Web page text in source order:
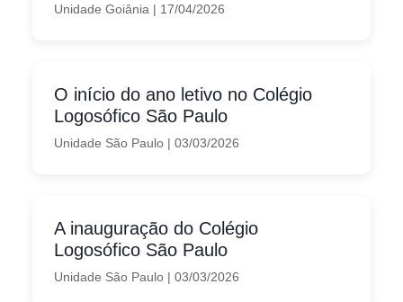
Unidade Goiânia | 17/04/2026
O início do ano letivo no Colégio
Logosófico São Paulo
Unidade São Paulo | 03/03/2026
A inauguração do Colégio
Logosófico São Paulo
Unidade São Paulo | 03/03/2026